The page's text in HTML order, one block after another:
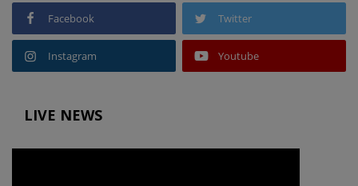
Facebook Twitter
Instagram Youtube
LIVE NEWS